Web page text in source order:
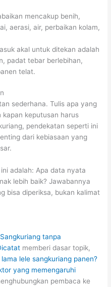
mencakup benih,
aerasi, air, perbaikan kolam,
akal untuk ditekan adalah
padat tebar berlebihan,
telat.
sederhana. Tulis apa yang
kapan keputusan harus
pendekatan seperti ini
dari kebiasaan yang
adalah: Apa data nyata
lebih baik? Jawabannya
bisa diperiksa, bukan kalimat
tanpa
memberi dasar topik,
lama lele sangkuriang panen?
yang memengaruhi
pembaca ke